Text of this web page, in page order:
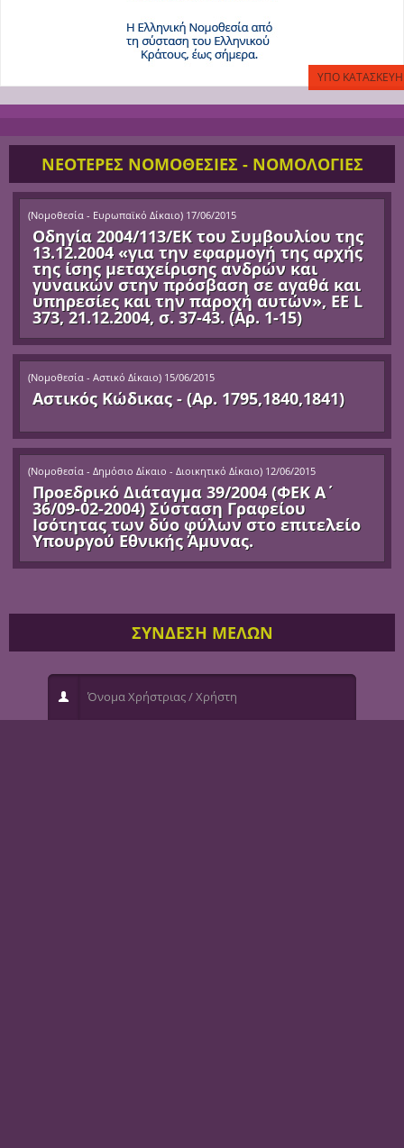
ΝΕΟΤΕΡΕΣ ΝΟΜΟΘΕΣΙΕΣ - ΝΟΜΟΛΟΓΙΕΣ
(Νομοθεσία - Ευρωπαϊκό Δίκαιο) 17/06/2015
Οδηγία 2004/113/ΕΚ του Συμβουλίου της
13.12.2004 «για την εφαρμογή της αρχής
της ίσης μεταχείρισης ανδρών και
γυναικών στην πρόσβαση σε αγαθά και
υπηρεσίες και την παροχή αυτών», ΕΕ L
373, 21.12.2004, σ. 37-43. (Αρ. 1-15)
(Νομοθεσία - Αστικό Δίκαιο) 15/06/2015
Αστικός Κώδικας - (Αρ. 1795,1840,1841)
(Νομοθεσία - Δημόσιο Δίκαιο - Διοικητικό Δίκαιο) 12/06/2015
Προεδρικό Διάταγμα 39/2004 (ΦΕΚ Α΄
36/09-02-2004) Σύσταση Γραφείου
Ισότητας των δύο φύλων στο επιτελείο
Υπουργού Εθνικής Άμυνας.
ΣΥΝΔΕΣΗ ΜΕΛΩΝ
Όνομα Χρήστριας / Χρήστη